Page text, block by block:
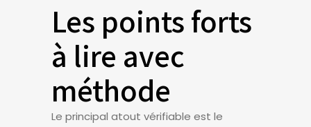
Les points forts
à lire avec
méthode
Le principal atout vérifiable est le